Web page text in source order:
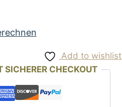
Add to wishlist
SICHERER CHECKOUT